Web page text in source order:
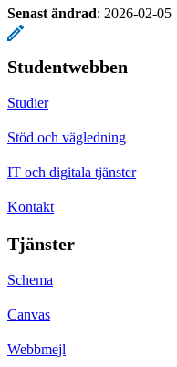
Senast ändrad: 2026-02-05
Studentwebben
Studier
Stöd och vägledning
IT och digitala tjänster
Kontakt
Tjänster
Schema
Canvas
Webbmejl